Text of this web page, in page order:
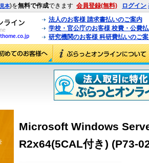
見本)を無料で作成できます 会員登録(無料) ログイン
法人のお客様 請求書払いのご案内
学校・官公庁のお客様 校費・公費
研究機関のお客様 科研費払いのご
Microsoft Windows
R2x64(5CAL付き) (P73-